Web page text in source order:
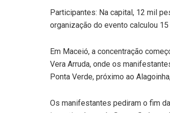
Participantes: Na capital, 12 mil
organização do evento calculou 15
Em Maceió, a concentração
Vera Arruda, onde os
Ponta Verde, próximo ao
Os manifestantes pediram o fim